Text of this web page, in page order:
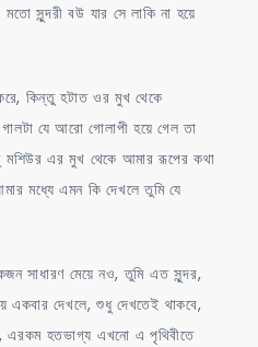
সুন্দরী বউ যার সে লাকি না হয়ে
কিন্তু হটাত ওর মুখ থেকে
যে আরো গোলাপী হয়ে গেল তা
মশিউর এর মুখ থেকে আমার রূপের কথা
মধ্যে এমন কি দেখলে তুমি যে
সাধারণ মেয়ে নও, তুমি এত সুন্দর,
দেখলে, শুধু দেখতেই থাকবে,
এরকম হতভাগ্য এখনো এ পৃথিবীতে